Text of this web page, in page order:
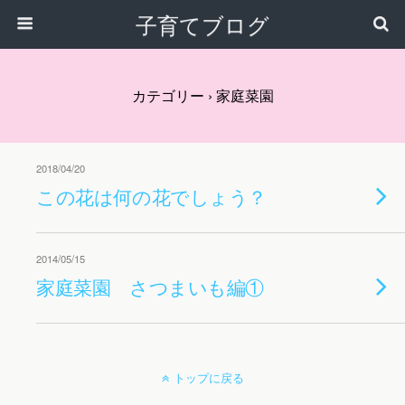
子育てブログ
カテゴリー › 家庭菜園
2018/04/20
この花は何の花でしょう？
2014/05/15
家庭菜園 さつまいも編①
トップに戻る